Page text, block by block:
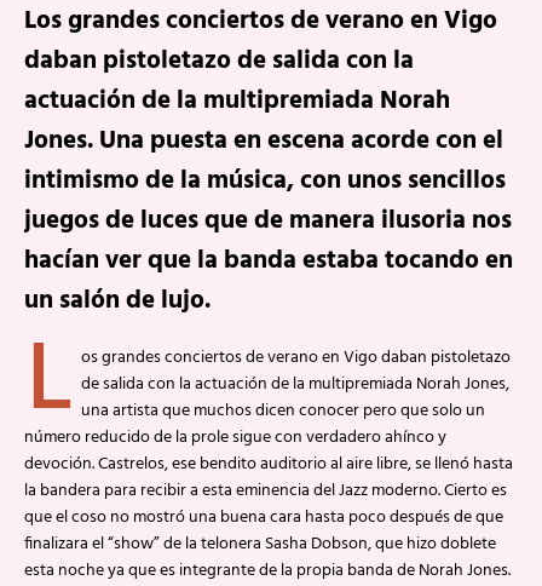
Los grandes conciertos de verano en Vigo
daban pistoletazo de salida con la
actuación de la multipremiada Norah
Jones. Una puesta en escena acorde con el
intimismo de la música, con unos sencillos
juegos de luces que de manera ilusoria nos
hacían ver que la banda estaba tocando en
un salón de lujo.
L os grandes conciertos de verano en Vigo daban pistoletazo
de salida con la actuación de la multipremiada Norah Jones,
una artista que muchos dicen conocer pero que solo un
número reducido de la prole sigue con verdadero ahínco y
devoción. Castrelos, ese bendito auditorio al aire libre, se llenó hasta
la bandera para recibir a esta eminencia del Jazz moderno. Cierto es
que el coso no mostró una buena cara hasta poco después de que
finalizara el “show” de la telonera Sasha Dobson, que hizo doblete
esta noche ya que es integrante de la propia banda de Norah Jones.